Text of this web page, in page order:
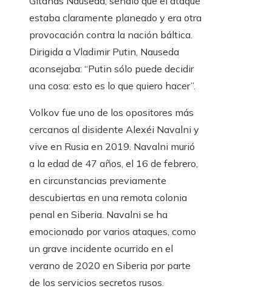
estaba claramente planeado y era otra
provocación contra la nación báltica.
Dirigida a Vladimir Putin, Nauseda
aconsejaba: “Putin sólo puede decidir
una cosa: esto es lo que quiero hacer”.
Volkov fue uno de los opositores más
cercanos al disidente Alexéi Navalni y
vive en Rusia en 2019. Navalni murió
a la edad de 47 años, el 16 de febrero,
en circunstancias previamente
descubiertas en una remota colonia
penal en Siberia. Navalni se ha
emocionado por varios ataques, como
un grave incidente ocurrido en el
verano de 2020 en Siberia por parte
de los servicios secretos rusos.